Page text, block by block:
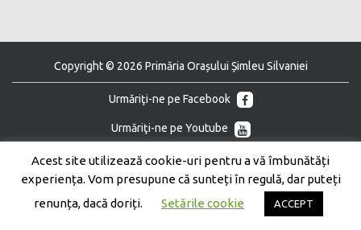
Copyright © 2026 Primăria Orașului Șimleu Silvaniei
Urmăriţi-ne pe Facebook
Urmăriţi-ne pe Youtube
Acest site utilizează cookie-uri pentru a vă îmbunătăți
experiența. Vom presupune că sunteți în regulă, dar puteți
renunța, dacă doriți.
Setările cookie ACCEPT